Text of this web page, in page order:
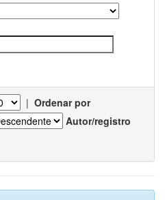
| Ordenar por
Autor/registro